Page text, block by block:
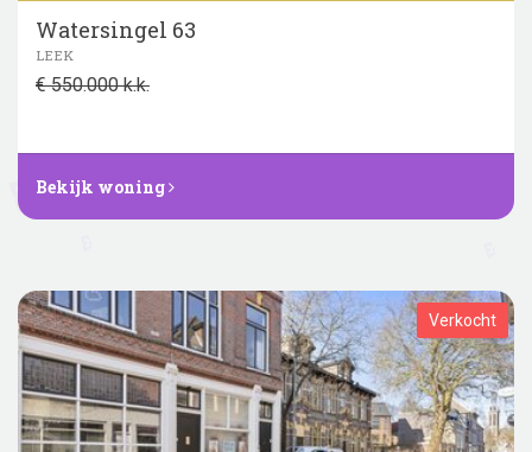
Watersingel 63
LEEK
€ 550.000 k.k.
Bekijk woning
Verkocht